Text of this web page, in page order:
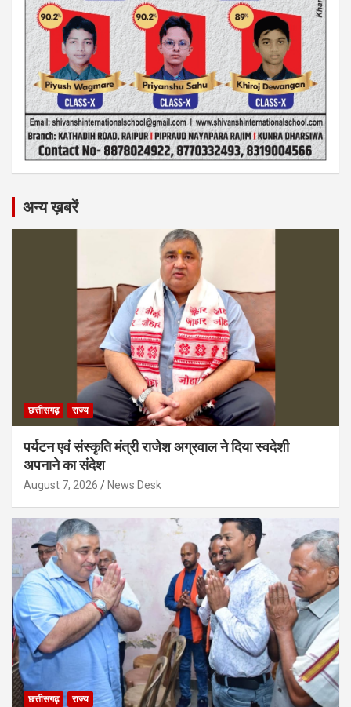
अन्य ख़बरें
छत्तीसगढ़ राज्य
पर्यटन एवं संस्कृति मंत्री राजेश अग्रवाल ने दिया स्वदेशी
अपनाने का संदेश
August 7, 2026 News Desk
छत्तीसगढ़ राज्य